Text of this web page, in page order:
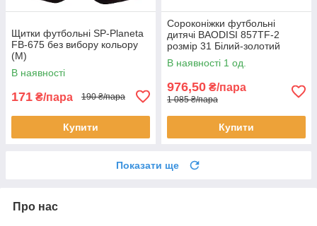
Щитки футбольні SP-Planeta
FB-675 без вибору кольору
(M)
В наявності
171 ₴/пара 190 ₴/пара
Купити
Сороконіжки футбольні
дитячі BAODISI 857TF-2
розмір 31 Білий-золотий
В наявності 1 од.
976,50 ₴/пара
1 085 ₴/пара
Купити
Показати ще
Про нас